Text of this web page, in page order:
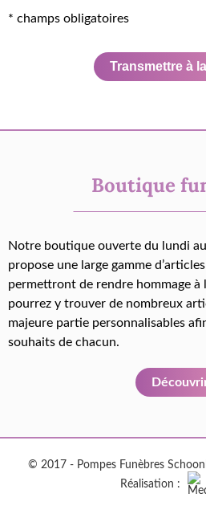
* champs obligatoires
Transmettre à
Boutique
Notre boutique ouverte du lundi
propose une large gamme
permettront de rendre hommage à
pourrez y trouver de nombreux
majeure partie personnalisables
souhaits de chacun.
© 2017 - Pompes Funèbres
Réalisation :